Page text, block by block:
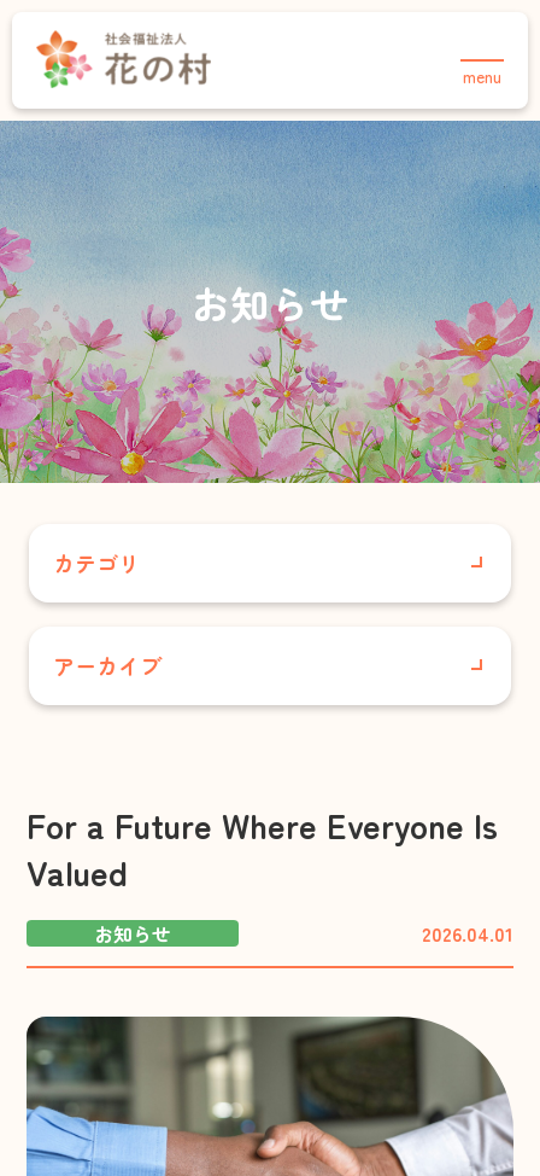
法人について
事業紹介
介護事業
保育事業・あさりこども園
保育事業・さくらこども園
育成事業・放課後児童クラブ
住宅事業
お知らせ
採用情報
お問い合わせ
menu
TOPページ
花の村について
お知らせ
採用情報
介護事業
デイサービスセンター 合歓の郷
ヘルパーステーション 合歓の郷
居宅介護支援事業所
グループホーム合歓の丘
配食サービスセンター
保育事業
さくらこども園
（保育所型認定こども園）
育成事業・放課後児童ク
ラブ
高角放課後児童クラブ
渡津放課後児童クラブ
お知らせ
カテゴリ
さくらこども園
お知らせ
広報誌
法人内
アーカイブ
2026年5月
2026年4月
2026年2月
2026年1月
For a Future Where Everyone Is
Valued
お知らせ 2026.04.01